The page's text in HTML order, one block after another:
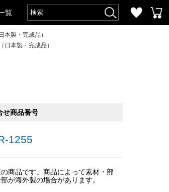
覧
製・完成品）
本製・完成品）
せ商品番号
1255
商品です。商品によって素材・部
が海外製の場合があります。